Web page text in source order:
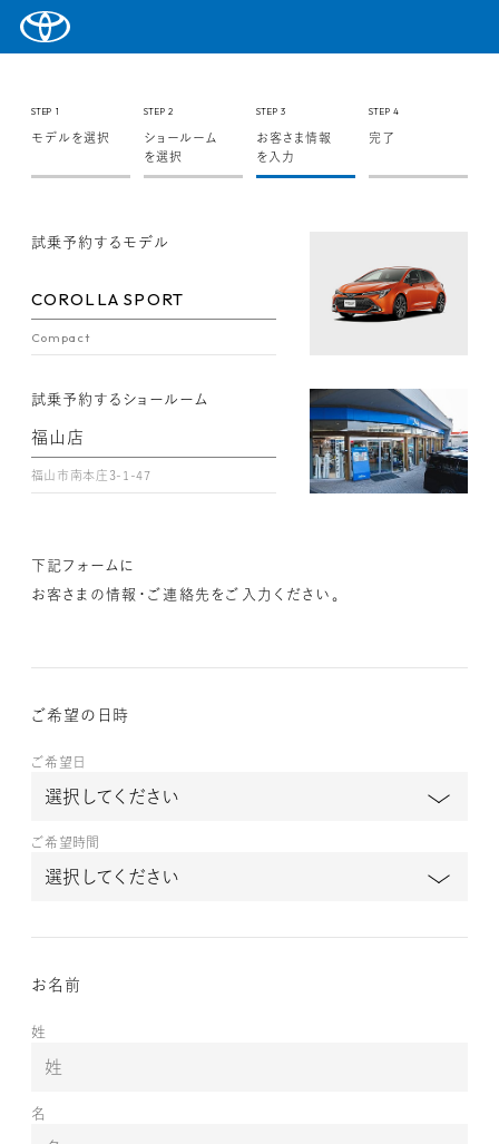
STEP 1
モデルを選択
STEP 2
ショールーム
を選択
STEP 3
お客さま情報
を入力
STEP 4
完了
試乗予約するモデル
COROLLA SPORT
Compact
試乗予約するショールーム
福山店
福山市南本庄3-1-47
下記フォームに
お客さまの情報・ご連絡先をご入力ください。
ご希望の日時
ご希望日
ご希望時間
お名前
姓
名